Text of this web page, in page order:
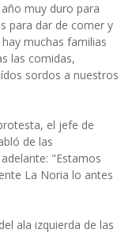
muy duro para
para dar de comer y
muchas familias
las comidas,
sordos a nuestros
el jefe de
de las
"Estamos
La Noria lo antes
ala izquierda de las